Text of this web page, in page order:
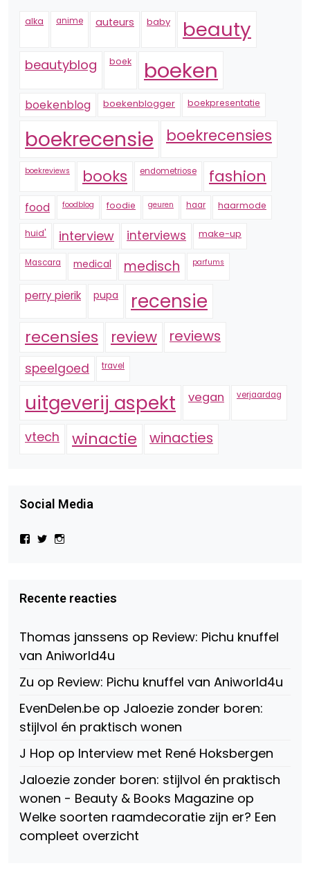
alka anime auteurs baby beauty
beautyblog boek boeken
boekenblog boekenblogger boekpresentatie
boekrecensie boekrecensies
boekreviews books endometriose fashion
food foodblog foodie geuren haar haarmode
huid' interview interviews make-up
Mascara medical medisch parfums
perry pierik pupa recensie
recensies review reviews
speelgoed travel
uitgeverij aspekt vegan verjaardag
vtech winactie winacties
Social Media
Bekijk
Beauty-
147775071915783/?
Facebook
Bekijk
op
Twitter
op
Instagram
Recente reacties
Thomas janssens op Review: Pichu knuffel
van Aniworld4u
Zu op Review: Pichu knuffel van Aniworld4u
EvenDelen.be op Jaloezie zonder boren:
stijlvol én praktisch wonen
J Hop op Interview met René Hoksbergen
Jaloezie zonder boren: stijlvol én praktisch
wonen - Beauty & Books Magazine op
Welke soorten raamdecoratie zijn er? Een
compleet overzicht